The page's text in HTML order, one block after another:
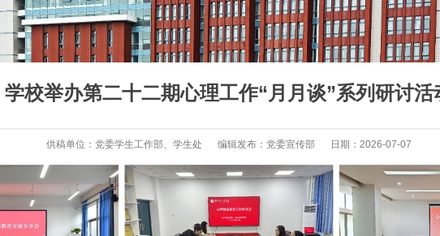
学校举办第二十二期心理工作“月月谈”系列研讨活
供稿单位：党委学生工作部、学生处 编辑发布：党委宣传部 日期：2026-07-07